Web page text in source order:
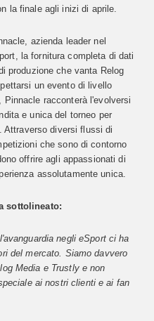
la finale agli inizi di aprile.
azienda leader nel
la fornitura completa di dati
produzione che vanta Relog
un evento di livello
Pinnacle racconterà l'evolversi
e unica del torneo per
Attraverso diversi flussi di
che sono di contorno
offrire agli appassionati di
assolutamente unica.
sottolineato:
negli eSport ci ha
del mercato. Siamo davvero
Media e Trustly e non
ai nostri clienti e ai fan